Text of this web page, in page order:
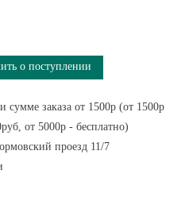
о поступлении
заказа от 1500р (от 1500р
от 5000р - бесплатно)
проезд 11/7